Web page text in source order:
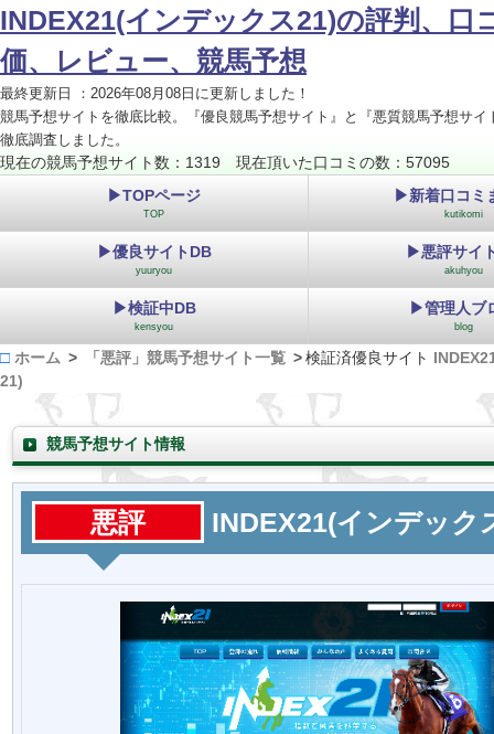
INDEX21(インデックス21)の評判、口
価、レビュー、競馬予想
最終更新日 ：2026年08月08日に更新しました！
競馬予想サイトを徹底比較。『優良競馬予想サイト』と『悪質競馬予想サイ
徹底調査しました。
現在の競馬予想サイト数：1319 現在頂いた口コミの数：57095
▶TOPページ
TOP
▶新着口コミ
kutikomi
▶優良サイトDB
yuuryou
▶悪評サイ
akuhyou
▶検証中DB
kensyou
▶管理人ブ
blog
ホーム 「悪評」競馬予想サイト一覧 検証済優良サイト
21)
競馬予想サイト情報
悪評 INDEX21(インデック